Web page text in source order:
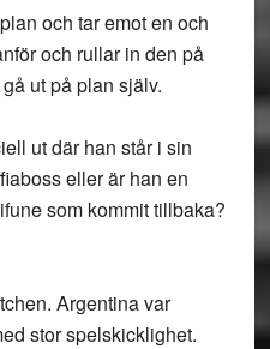
och tar emot en och
och rullar in den på
ut på plan själv.
ut där han står i sin
eller är han en
som kommit tillbaka?
Argentina var
stor spelskicklighet.